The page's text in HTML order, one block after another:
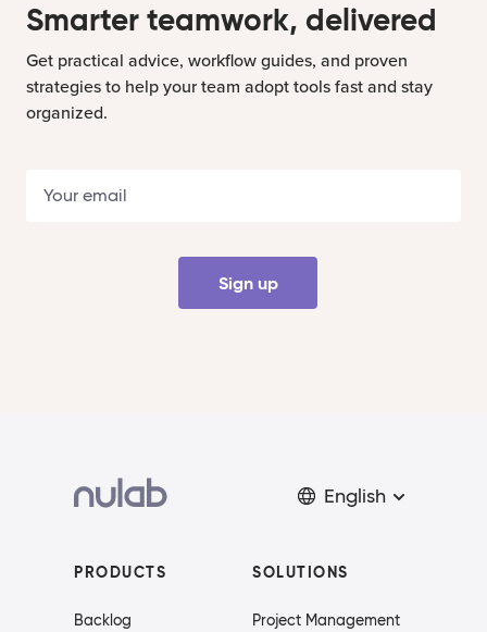
Smarter teamwork, delivered
Get practical advice, workflow guides, and proven
strategies to help your team adopt tools fast and stay
organized.
Sign up
English
PRODUCTS
Backlog
SOLUTIONS
Project Management